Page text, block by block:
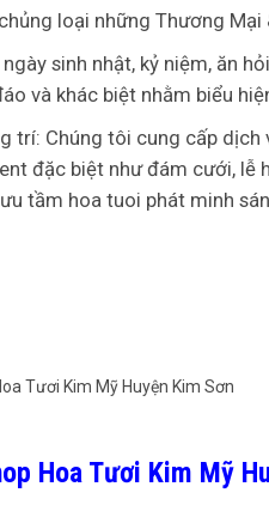
loại những Thương
sinh nhật, kỷ niệm, ăn
và khác biệt nhằm biểu
trí: Chúng tôi cung cấp
đặc biệt như đám cưới, lễ
tầm hoa tuoi phát minh
Hoa Tươi Kim Mỹ